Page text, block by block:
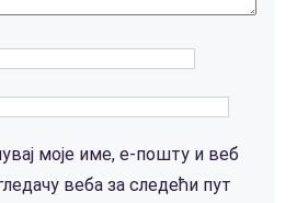
моје име, е-пошту и веб
веба за следећи пут